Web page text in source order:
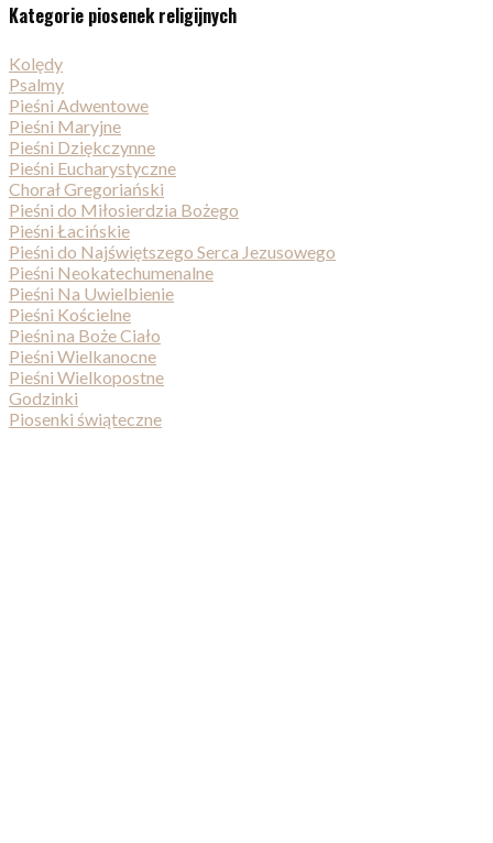
Kategorie piosenek religijnych
Kolędy
Psalmy
Pieśni Adwentowe
Pieśni Maryjne
Pieśni Dziękczynne
Pieśni Eucharystyczne
Chorał Gregoriański
Pieśni do Miłosierdzia Bożego
Pieśni Łacińskie
Pieśni do Najświętszego Serca Jezusowego
Pieśni Neokatechumenalne
Pieśni Na Uwielbienie
Pieśni Kościelne
Pieśni na Boże Ciało
Pieśni Wielkanocne
Pieśni Wielkopostne
Godzinki
Piosenki świąteczne